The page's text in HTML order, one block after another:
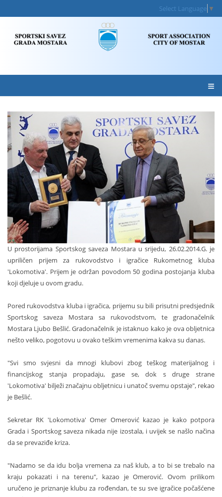
Select Language ▼
≡
U prostorijama Sportskog saveza Mostara u srijedu, 26.02.2014.G. je
upriličen prijem za rukovodstvo i igračice Rukometnog kluba
'Lokomotiva'. Prijem je održan povodom 50 godina postojanja kluba
koji djeluje u ovom gradu.
Pored rukovodstva kluba i igračica, prijemu su bili prisutni predsjednik
Sportskog saveza Mostara sa rukovodstvom, te gradonačelnik
Mostara Ljubo Bešlić. Gradonačelnik je istaknuo kako je ova obljetnica
nešto veliko, pogotovu u ovako teškim vremenima kakva su danas.
"Svi smo svjesni da mnogi klubovi zbog teškog materijalnog i
financijskog stanja propadaju, gase se, dok s druge strane
'Lokomotiva' bilježi značajnu obljetnicu i unatoč svemu opstaje", rekao
je Bešlić.
Sekretar RK 'Lokomotiva' Omer Omerović kazao je kako potpora
Grada i Sportskog saveza nikada nije izostala, i uvijek se našlo načina
da se prevaziđe kriza.
"Nadamo se da idu bolja vremena za naš klub, a to bi se trebalo na
kraju pokazati i na terenu", kazao je Omerović. Ovom prilikom
uručeno je priznanje klubu za rođendan, te su sve igračice počašćene